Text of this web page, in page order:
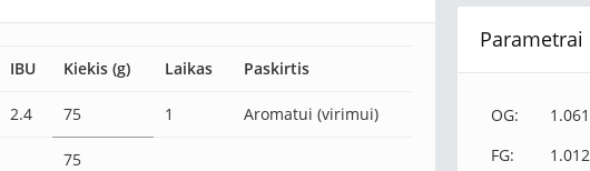
Parametrai
OG:
1.061
FG:
1.012
IBU Kiekis (g) Laikas Paskirtis
2.4 75 1 Aromatui (virimui)
75